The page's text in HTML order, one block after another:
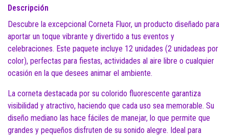
Descripción
Descubre la excepcional Corneta Fluor, un producto diseñado para
aportar un toque vibrante y divertido a tus eventos y
celebraciones. Este paquete incluye 12 unidades (2 unidadeas por
color), perfectas para fiestas, actividades al aire libre o cualquier
ocasión en la que desees animar el ambiente.
La corneta destacada por su colorido fluorescente garantiza
visibilidad y atractivo, haciendo que cada uso sea memorable. Su
diseño mediano las hace fáciles de manejar, lo que permite que
grandes y pequeños disfruten de su sonido alegre. Ideal para